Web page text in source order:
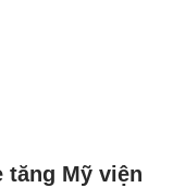
tăng Mỹ viện